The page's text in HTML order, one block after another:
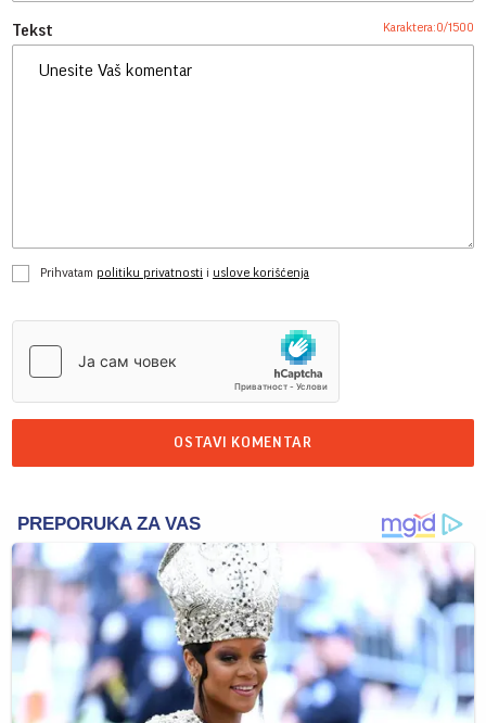
Tekst Karaktera:0/1500
Prihvatam politiku privatnosti i uslove korišćenja
OSTAVI KOMENTAR